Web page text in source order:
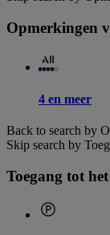
Opmerkingen
4 en meer
Back to search by
Skip search by
Toegang tot